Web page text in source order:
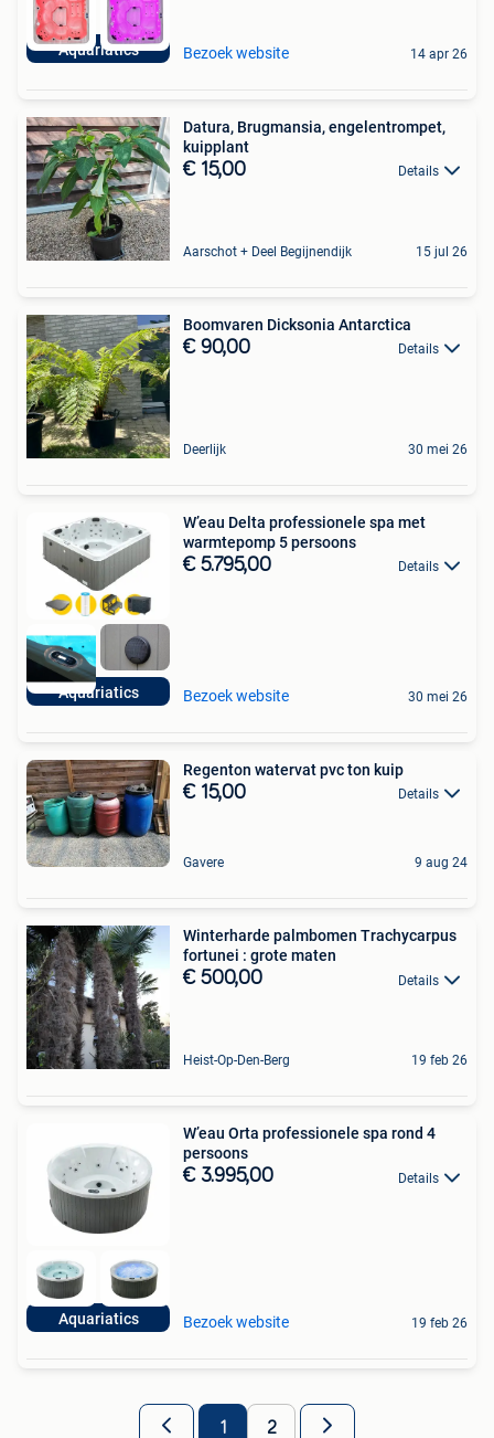
Aquariatics Bezoek website 14 apr 26
Datura, Brugmansia, engelentrompet,
kuipplant
€ 15,00 Details
Aarschot + Deel Begijnendijk 15 jul 26
Boomvaren Dicksonia Antarctica
€ 90,00 Details
Deerlijk 30 mei 26
Aquariatics
W’eau Delta professionele spa met
warmtepomp 5 persoons
€ 5.795,00 Details
Bezoek website 30 mei 26
Regenton watervat pvc ton kuip
€ 15,00 Details
Gavere 9 aug 24
Winterharde palmbomen Trachycarpus
fortunei : grote maten
€ 500,00 Details
Heist-Op-Den-Berg 19 feb 26
Aquariatics
W’eau Orta professionele spa rond 4
persoons
€ 3.995,00 Details
Bezoek website 19 feb 26
1 2